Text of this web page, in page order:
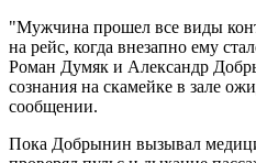
"Мужчина прошел все виды
на рейс, когда внезапно ему
Роман Думяк и Александр
сознания на скамейке в зале
сообщении.
Пока Добрынин вызывал